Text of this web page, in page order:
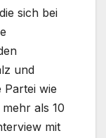
sich bei
und
Partei wie
als 10
mit